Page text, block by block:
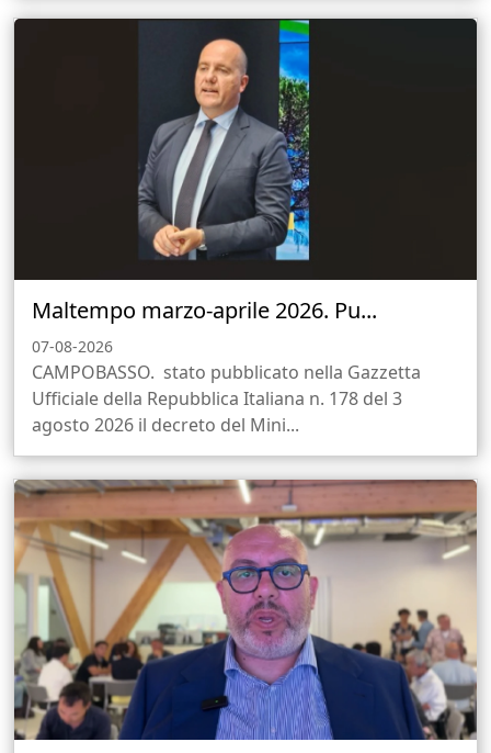
Maltempo marzo-aprile 2026. Pu...
07-08-2026
CAMPOBASSO. stato pubblicato nella Gazzetta
Ufficiale della Repubblica Italiana n. 178 del 3
agosto 2026 il decreto del Mini...